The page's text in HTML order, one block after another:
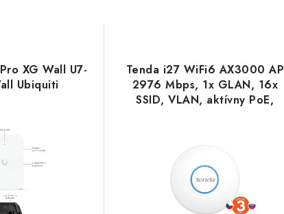
XG Wall U7-
Ubiquiti
Tenda i27 WiFi6 AX3000 AP
2976 Mbps, 1x GLAN, 16x
SSID, VLAN, aktívny PoE,